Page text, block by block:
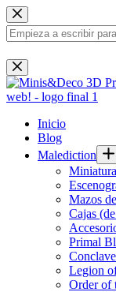
Saltar
al
contenido
Sin
resultados
Inicio
Blog
Malediction
Mazos
Cajas
Primal
Legion
Order of